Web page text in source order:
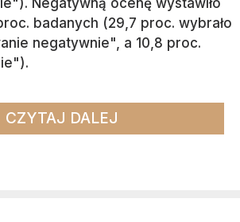
badanych (29,7 proc. wybrało
negatywnie", a 10,8 proc.
CZYTAJ DALEJ